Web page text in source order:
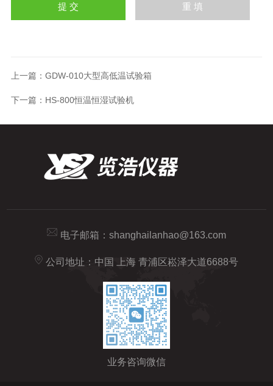
上一篇： GDW-010大型高低温试验箱
下一篇： HS-800恒温恒湿试验机
电子邮箱： shanghailanhao@163.com
公司地址：中国 上海 青浦区崧泽大道6688号
业务咨询微信